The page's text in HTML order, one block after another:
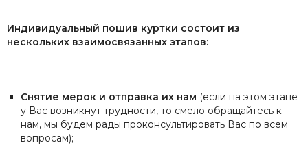
Индивидуальный пошив куртки состоит из
нескольких взаимосвязанных этапов:
Снятие мерок и отправка их нам (если на этом этапе
у Вас возникнут трудности, то смело обращайтесь к
нам, мы будем рады проконсультировать Вас по всем
вопросам);